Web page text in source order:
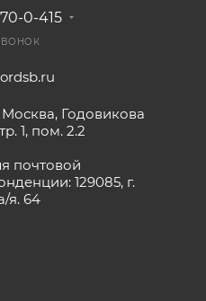
0-415
Москва, Годовикова
1, пом. 2.2
почтовой
129085, г.
я. 64